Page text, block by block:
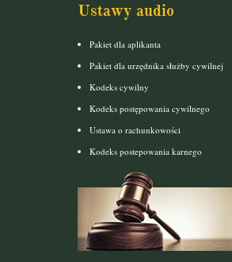
Ustawy audio
Pakiet dla aplikanta
Pakiet dla urzędnika służby cywilnej
Kodeks cywilny
Kodeks postępowania cywilnego
Ustawa o rachunkowości
Kodeks postepowania karnego